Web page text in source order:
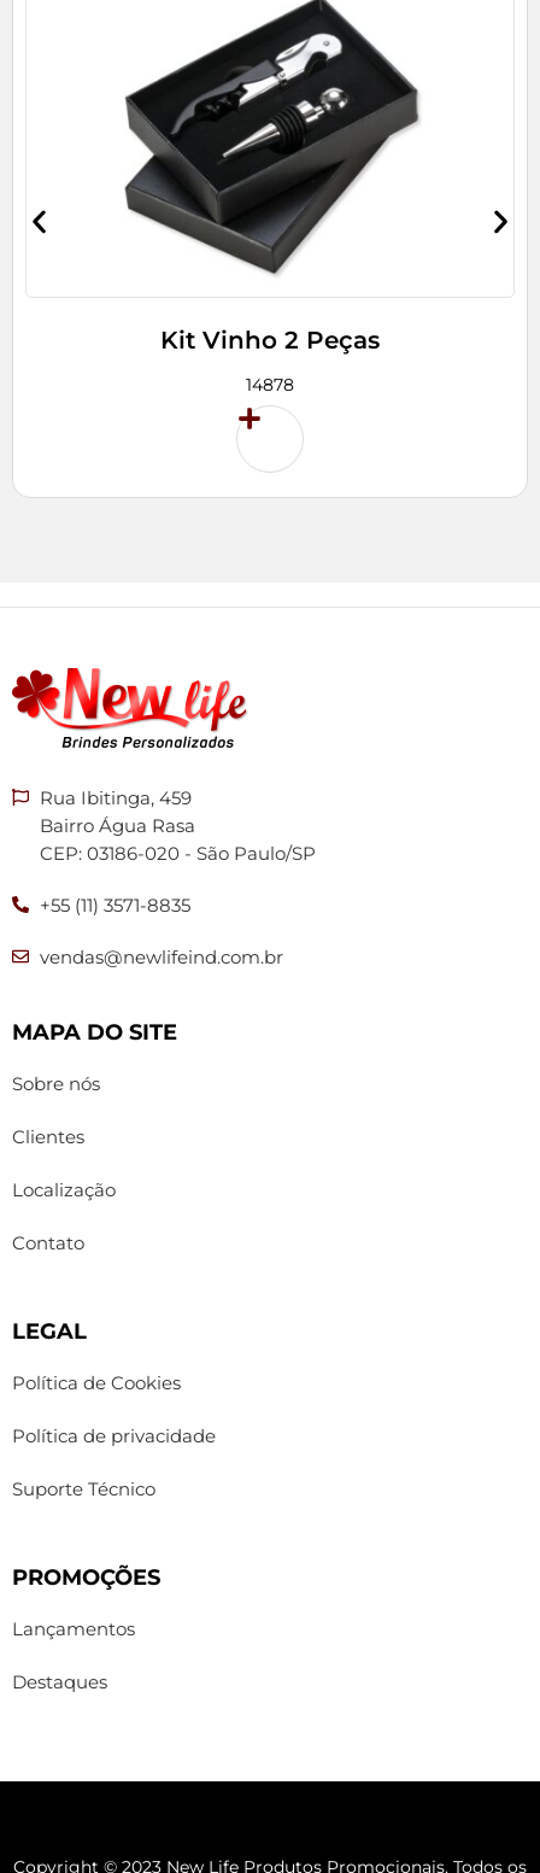
Kit Vinho 2 Peças
14878
Rua Ibitinga, 459
Bairro Água Rasa
CEP: 03186-020 - São Paulo/SP
+55 (11) 3571-8835
vendas@newlifeind.com.br
MAPA DO SITE
Sobre nós
Clientes
Localização
Contato
LEGAL
Política de Cookies
Política de privacidade
Suporte Técnico
PROMOÇÕES
Lançamentos
Destaques
Copyright © 2023 New Life Produtos Promocionais. Todos os